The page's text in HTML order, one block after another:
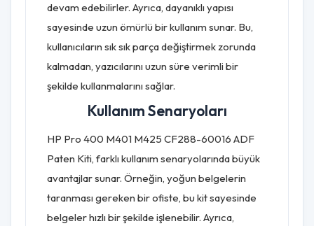
devam edebilirler. Ayrıca, dayanıklı yapısı
sayesinde uzun ömürlü bir kullanım sunar. Bu,
kullanıcıların sık sık parça değiştirmek zorunda
kalmadan, yazıcılarını uzun süre verimli bir
şekilde kullanmalarını sağlar.
Kullanım Senaryoları
HP Pro 400 M401 M425 CF288-60016 ADF
Paten Kiti, farklı kullanım senaryolarında büyük
avantajlar sunar. Örneğin, yoğun belgelerin
taranması gereken bir ofiste, bu kit sayesinde
belgeler hızlı bir şekilde işlenebilir. Ayrıca,